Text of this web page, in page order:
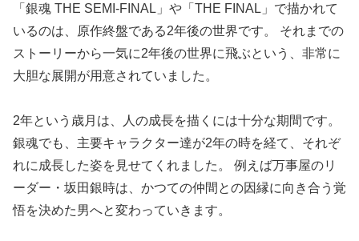
「銀魂 THE SEMI-FINAL」や「THE FINAL」で描かれて
いるのは、原作終盤である2年後の世界です。 それまでの
ストーリーから一気に2年後の世界に飛ぶという、非常に
大胆な展開が用意されていました。
2年という歳月は、人の成長を描くには十分な期間です。
銀魂でも、主要キャラクター達が2年の時を経て、それぞ
れに成長した姿を見せてくれました。 例えば万事屋のリ
ーダー・坂田銀時は、かつての仲間との因縁に向き合う覚
悟を決めた男へと変わっていきます。